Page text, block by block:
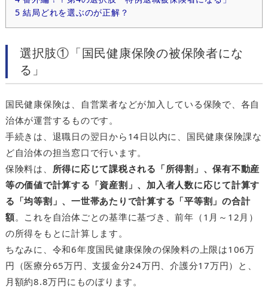
5 結局どれを選ぶのが正解？
選択肢①「国民健康保険の被保険者にな
る」
国民健康保険は、自営業者などが加入している保険で、各自
治体が運営するものです。
手続きは、退職日の翌日から14日以内に、国民健康保険課な
ど自治体の担当窓口で行います。
保険料は、 所得に応じて課税される「所得割」、保有不動産
等の価値で計算する「資産割」、加入者人数に応じて計算す
る「均等割」、一世帯あたりで計算する「平等割」の合計
額。これを自治体ごとの基準に基づき、前年（1月～12月）
の所得をもとに計算します。
ちなみに、令和6年度国民健康保険の保険料の上限は106万
円（医療分65万円、支援金分24万円、介護分17万円）と、
月額約8.8万円にものぼります。